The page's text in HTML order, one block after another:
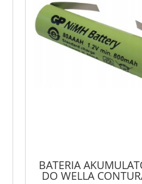
BATERIA
DO WELLA